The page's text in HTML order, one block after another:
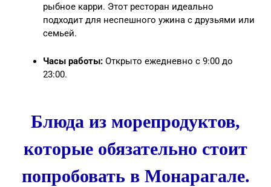
рыбное карри. Этот ресторан идеально
подходит для неспешного ужина с друзьями или
семьей.
Часы работы: Открыто ежедневно с 9:00 до
23:00.
Блюда из морепродуктов,
которые обязательно стоит
попробовать в Монарагале.